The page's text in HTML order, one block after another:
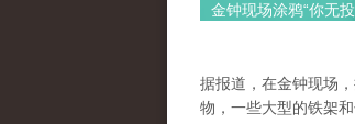
金钟现场涂鸦“你无
据报道，在金钟现场
物，一些大型的铁架